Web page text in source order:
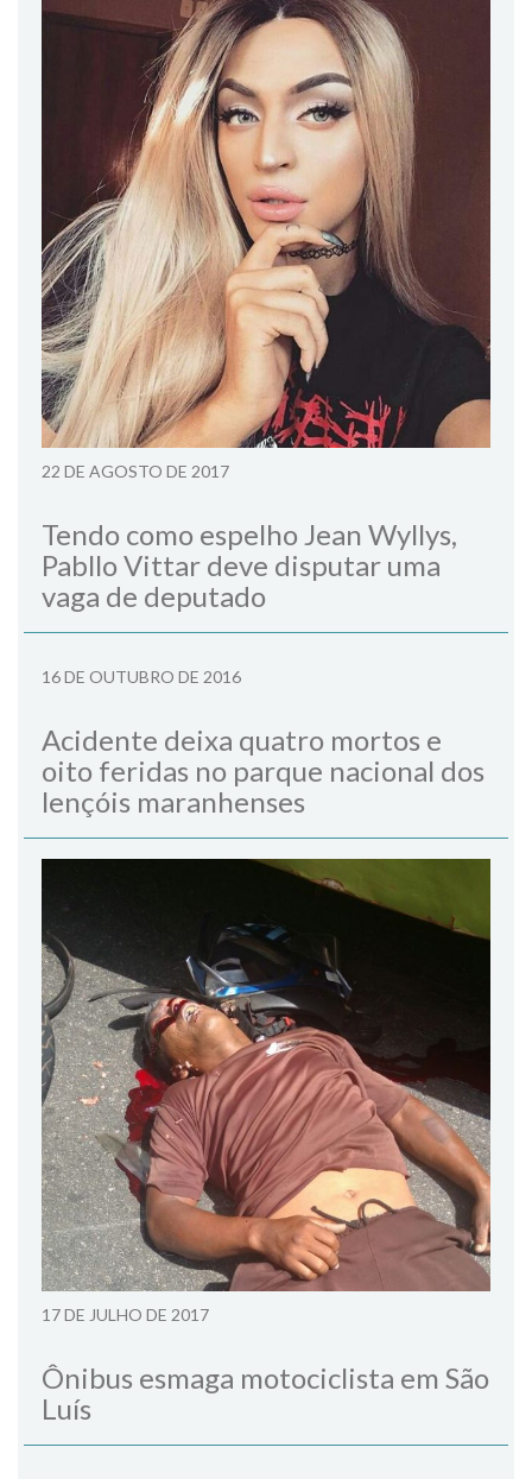
22 DE AGOSTO DE 2017
Tendo como espelho Jean Wyllys,
Pabllo Vittar deve disputar uma
vaga de deputado
16 DE OUTUBRO DE 2016
Acidente deixa quatro mortos e
oito feridas no parque nacional dos
lençóis maranhenses
17 DE JULHO DE 2017
Ônibus esmaga motociclista em São
Luís